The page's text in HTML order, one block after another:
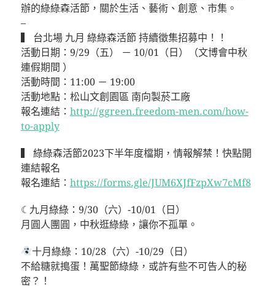
辦的綠綠森活節，關於生活、藝術、創意、市集。
–
▍ 台北場 九月 綠綠森活節 持續徵集招募中！！
活動日期：9/29（五） － 10/01（日）（文博會中秋
連假期間 ）
活動時間：11:00 － 19:00
活動地點：松山文創園區 南向製菸工廠
報名連結： http://ggreen.freedom-men.com/how-
to-apply
▍ 綠綠森活節2023下半年度檔期，情報解禁！快點開
連結報名
報名連結： https://forms.gle/JUM6XJfFzpXw7cMf8
☾九月綠綠：9/30（六）-10/01（日）
月圓人團圓，中秋逛綠綠，讓你不孤單。
十月綠綠：10/28（六）-10/29（日）
不給糖就搗蛋！萬聖節綠綠，或許有些不可告人的秘
密？！